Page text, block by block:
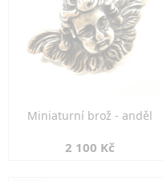
Miniaturní brož - anděl
2 100 Kč